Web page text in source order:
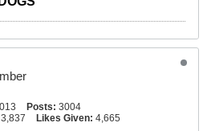
Posts: 3004
3,837 Likes Given: 4,665